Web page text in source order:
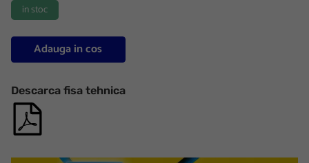
in stoc
Adauga in cos
Descarca fisa tehnica